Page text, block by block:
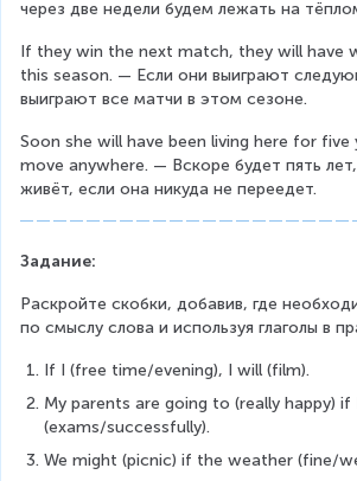
через две недели будем лежать на
If they win the next match, they will have
this season. — Если они выиграют
выиграют все матчи в этом сезоне.
Soon she will have been living here for five
move anywhere. — Вскоре будет пять
живёт, если она никуда не переедет.
Задание:
Раскройте скобки, добавив, где
по смыслу слова и используя глаголы в
If I (free time/evening), I will (film).
My parents are going to (really happy) if
(exams/successfully).
We might (picnic) if the weather (fine/